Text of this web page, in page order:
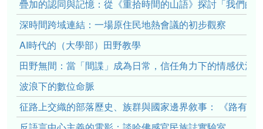
疊加的認同與記憶：從《重拾時間的山語》探討「我們的
深時間跨域連結：一場原住民地熱會議的初步觀察
AI時代的（大學部）田野教學
田野無間：當「間諜」成為日常，信任角力下的情感伏流
波浪下的數位命脈
征路上交織的部落歷史、族群與國家邊界敘事： 《路有